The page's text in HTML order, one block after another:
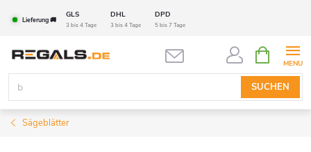
InhaltLieferung 🚚
GLS DHL DPD
3 bis 4 Tage 3 bis 4 Tage 5 bis 7 Tage
SUCHEN
Sägeblätter